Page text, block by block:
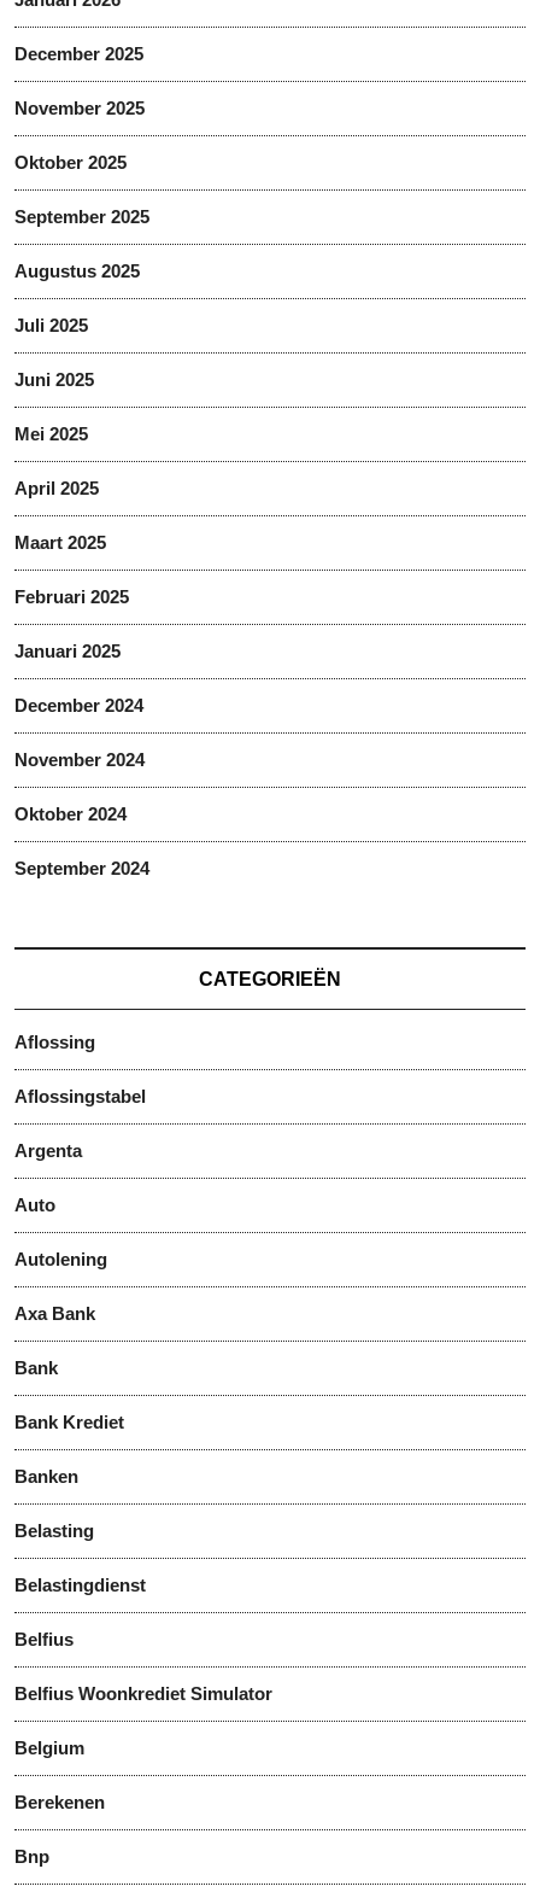
December 2025
November 2025
Oktober 2025
September 2025
Augustus 2025
Juli 2025
Juni 2025
Mei 2025
April 2025
Maart 2025
Februari 2025
Januari 2025
December 2024
November 2024
Oktober 2024
September 2024
CATEGORIEËN
Aflossing
Aflossingstabel
Argenta
Auto
Autolening
Axa Bank
Bank
Bank Krediet
Banken
Belasting
Belastingdienst
Belfius
Belfius Woonkrediet Simulator
Belgium
Berekenen
Bnp